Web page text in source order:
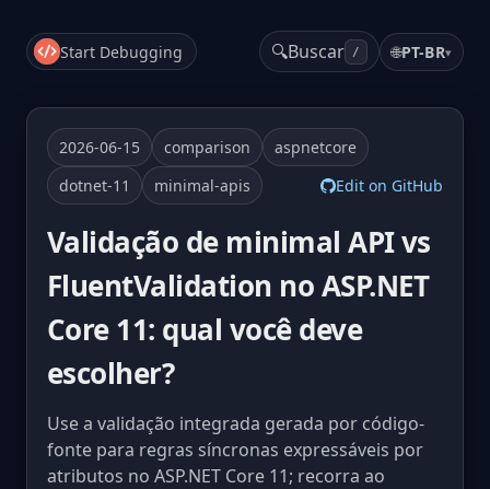
Start Debugging 🔍Buscar / 🌐PT-BR▾
2026-06-15 comparison
aspnetcore
dotnet-11
minimal-apis Edit on GitHub
Validação de minimal API vs
FluentValidation no ASP.NET
Core 11: qual você deve
escolher?
Use a validação integrada gerada por código-
fonte para regras síncronas expressáveis por
atributos no ASP.NET Core 11; recorra ao